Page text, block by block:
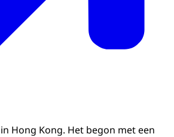
Hong Kong. Het begon met een